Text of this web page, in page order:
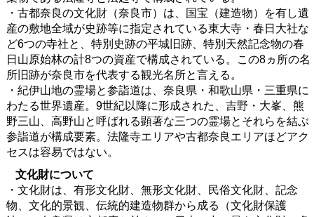
・古都奈良の文化財（奈良市）は、国宝（建造物）を有し遺
産の敷地全域が史跡等に指定されている東大寺・春日大社な
ど6つの寺社と、特別史跡の平城旧跡、特別天然記念物の春
日山原始林の計8つの資産で構成されている。この8ヵ所の名
所旧跡が奈良市を代表する観光名所と言える。
・紀伊山地の霊場と参詣道は、奈良県・和歌山県・三重県に
わたる世界遺産。9世紀以降に形成された、吉野・大峯、熊
野三山、高野山と呼ばれる顕著な三つの霊場とそれらを結ぶ
参詣道が構成要素。法隆寺エリアや古都奈良エリアほどアク
セスは容易ではない。
文化財について
・文化財は、有形文化財、無形文化財、民俗文化財、記念
物、文化的景観、伝統的建造物群から成る（文化財保護